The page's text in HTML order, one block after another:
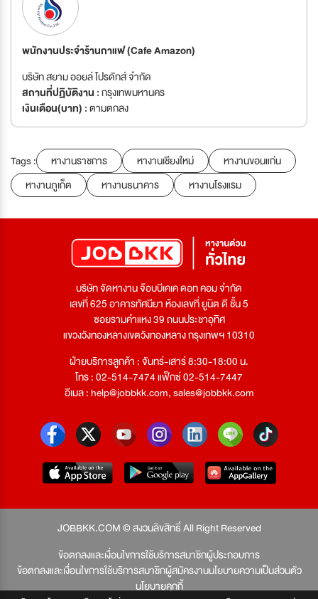
พนักงานประจำร้านกาแฟ (Cafe Amazon)
บริษัท สยาม ออยล์ โปรดักส์ จำกัด
สถานที่ปฏิบัติงาน :กรุงเทพมหานคร
เงินเดือน(บาท) :ตามตกลง
Tags : หางานราชการ หางานเชียงใหม่
หางานขอนแก่น
หางานภูเก็ต
หางานธนาคาร หางานโรงแรม
บริษัท จัดหางาน จ๊อบบีเคเค ดอท คอม จำกัด
เลขที่ 625 อาคารทัศนียา ห้องเลขที่ ยูนิต ดี ชั้น 5
ซอยรามคำแหง 39 ถนนประชาอุทิศ
แขวงวังทองหลางเขตวังทองหลาง กรุงเทพฯ 10310
ฝ่ายบริการลูกค้า : จันทร์-เสาร์ 8:30-18:00 น.
โทร : 02-514-7474 แฟ็กซ์ 02-514-7447
อีเมล :help@jobbkk.com,sales@jobbkk.com
JOBBKK.COM © สงวนลิขสิทธิ์ All Right Reserved
ข้อตกลงและเงื่อนไขการใช้บริการสมาชิกผู้ประกอบการ
ข้อตกลงและเงื่อนไขการใช้บริการสมาชิกผู้สมัครงานนโยบายความเป็นส่วนตัว
นโยบายคุกกี้